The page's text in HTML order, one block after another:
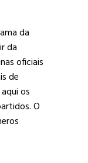
da
da
oficiais
de
os
O